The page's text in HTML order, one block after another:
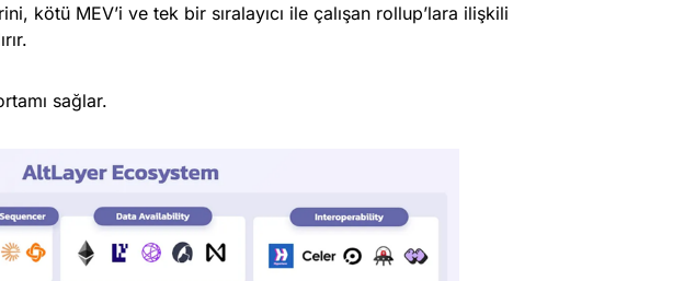
kötü MEV’i ve tek bir sıralayıcı ile çalışan rollup’lara ilişkili
sağlar.